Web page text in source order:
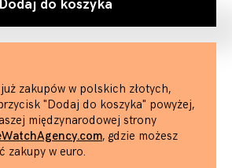
Dodaj do koszyka
zakupów w polskich złotych,
"Dodaj do koszyka" powyżej,
międzynarodowej strony
, gdzie możesz
zakupy w euro.